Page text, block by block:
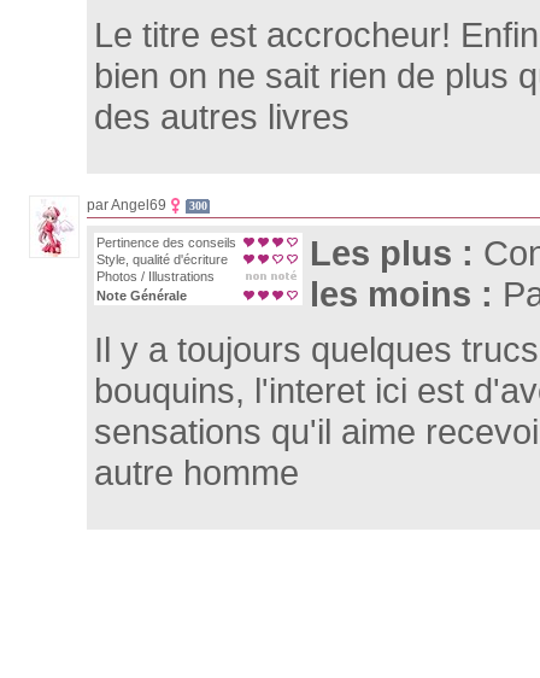
Le titre est accrocheur!
bien on ne sait rien de plus
des autres livres
par Angel69 300
Pertinence des conseils
Style, qualité d'écriture
Photos / Illustrations
Note Générale
Les plus :
les moins :
Il y a toujours quelques
bouquins, l'interet ici est
sensations qu'il aime
autre homme